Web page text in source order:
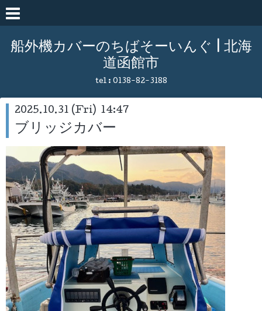
船外機カバーのちばそーいんぐ | 北海
道函館市
tel : 0138-82-3188
2025.10.31 (Fri) 14:47
ブリッジカバー